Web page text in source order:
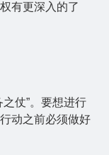
有更深入的了
仗”。要想进行
动之前必须做好